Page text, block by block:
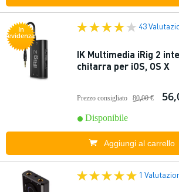
In
evidenza
43
IK Multimedia iRig 2
chitarra per iOS, OS X
Prezzo consigliato 80,00 €
Disponibile
Aggiungi al carrello
1